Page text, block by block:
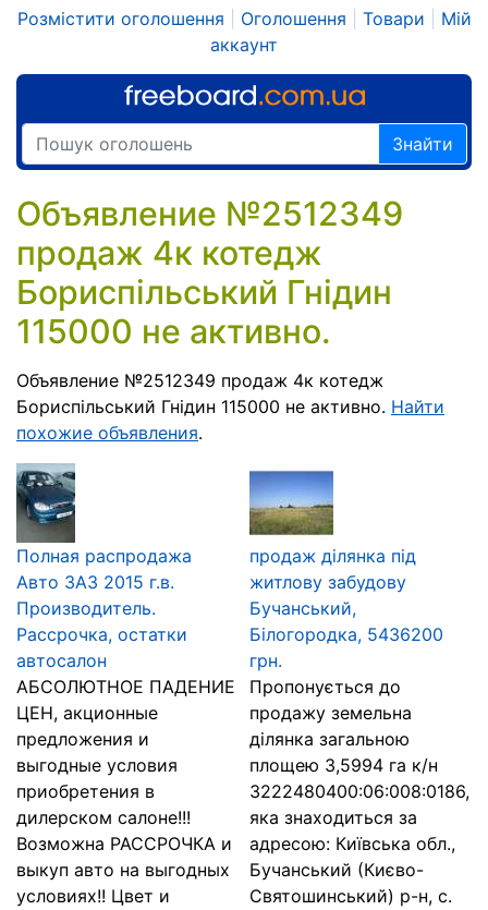
Розмістити оголошення Оголошення Товари
Мій
аккаунт
Знайти
Объявление №2512349
продаж 4к котедж
Бориспільський Гнідин
115000 не активно.
Объявление №2512349 продаж 4к котедж
Бориспільський Гнідин 115000 не активно. Найти
похожие объявления.
Полная распродажа
Авто ЗАЗ 2015 г.в.
Производитель.
Рассрочка, остатки
автосалон
АБСОЛЮТНОЕ ПАДЕНИЕ
ЦЕН, акционные
предложения и
выгодные условия
приобретения в
дилерском салоне!!!
Возможна РАССРОЧКА и
выкуп авто на выгодных
условиях!! Цвет и
продаж ділянка під
житлову забудову
Бучанський,
Білогородка, 5436200
грн.
Пропонується до
продажу земельна
ділянка загальною
площею 3,5994 га к/н
3222480400:06:008:0186,
яка знаходиться за
адресою: Київська обл.,
Бучанський (Києво-
Святошинський) р-н, с.